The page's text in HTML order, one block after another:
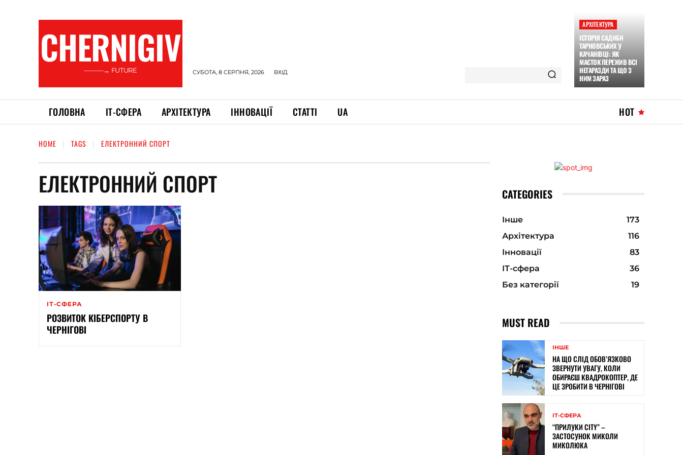
CHERNIGIV
———→ FUTURE СУБОТА, 8 СЕРПНЯ, 2026 ВХІД
АРХІТЕКТУРА
ІСТОРІЯ САДИБИ
ТАРНОВСЬКИХ У
КАЧАНІВЦІ: ЯК
МАЄТОК ПЕРЕЖИВ ВСІ
НЕГАРАЗДИ ТА ЩО З
НИМ ЗАРАЗ
ГОЛОВНА ІТ-СФЕРА АРХІТЕКТУРА ІННОВАЦІЇ СТАТТІ UA HOT
HOME TAGS ЕЛЕКТРОННИЙ СПОРТ
ЕЛЕКТРОННИЙ СПОРТ
ІТ-СФЕРА
РОЗВИТОК КІБЕРСПОРТУ В
ЧЕРНІГОВІ
CATEGORIES
Інше
173
Архітектура
116
Інновації
83
ІТ-сфера
36
Без категорії
19
MUST READ
ІНШЕ
НА ЩО СЛІД ОБОВ’ЯЗКОВО
ЗВЕРНУТИ УВАГУ, КОЛИ
ОБИРАЄШ КВАДРОКОПТЕР, ДЕ
ЦЕ ЗРОБИТИ В ЧЕРНІГОВІ
ІТ-СФЕРА
“ПРИЛУКИ CITY” –
ЗАСТОСУНОК МИКОЛИ
МИКОЛЮКА